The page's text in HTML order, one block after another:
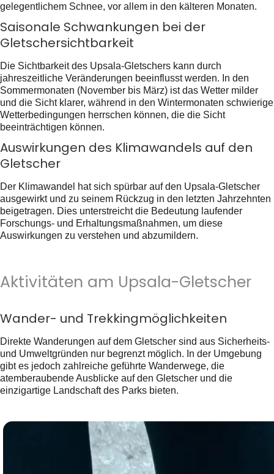
gelegentlichem Schnee, vor allem in den kälteren Monaten.
Saisonale Schwankungen bei der
Gletschersichtbarkeit
Die Sichtbarkeit des Upsala-Gletschers kann durch
jahreszeitliche Veränderungen beeinflusst werden. In den
Sommermonaten (November bis März) ist das Wetter milder
und die Sicht klarer, während in den Wintermonaten schwierige
Wetterbedingungen herrschen können, die die Sicht
beeinträchtigen können.
Auswirkungen des Klimawandels auf den
Gletscher
Der Klimawandel hat sich spürbar auf den Upsala-Gletscher
ausgewirkt und zu seinem Rückzug in den letzten Jahrzehnten
beigetragen. Dies unterstreicht die Bedeutung laufender
Forschungs- und Erhaltungsmaßnahmen, um diese
Auswirkungen zu verstehen und abzumildern.
Aktivitäten am Upsala-Gletscher
Wander- und Trekkingmöglichkeiten
Direkte Wanderungen auf dem Gletscher sind aus Sicherheits-
und Umweltgründen nur begrenzt möglich. In der Umgebung
gibt es jedoch zahlreiche geführte Wanderwege, die
atemberaubende Ausblicke auf den Gletscher und die
einzigartige Landschaft des Parks bieten.